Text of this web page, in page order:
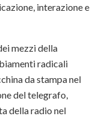
interazione e
mezzi della
radicali
da stampa nel
del telegrafo,
della radio nel